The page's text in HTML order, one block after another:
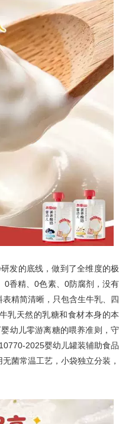
发的底线，做到了全维度的极
0香精、0色素、0防腐剂，没有
精简清晰，只包含生牛乳、四
乳天然的乳糖和食材本身的本
幼儿零游离糖的喂养准则，守
2025婴幼儿罐装辅助食品
菌常温工艺，小袋独立分装，